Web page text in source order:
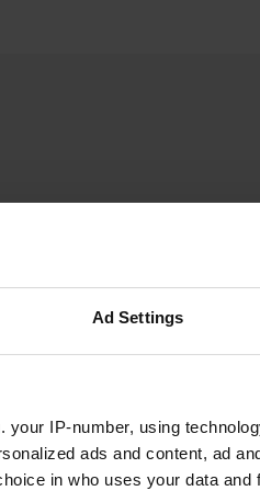
Ad Settings
your IP-number, using
ads and content, ad
in who uses your data and
une nuit en voyage.